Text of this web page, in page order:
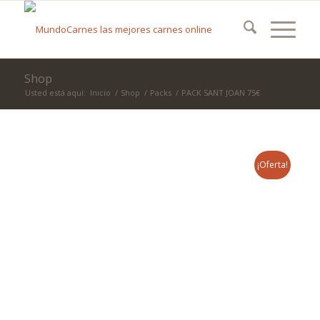
Shop
Usted está aquí: Inicio / Shop / Packs / PACK SANT JOAN 75€
¡Oferta!